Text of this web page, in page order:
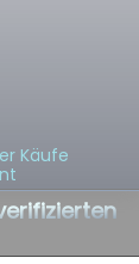
Käufe